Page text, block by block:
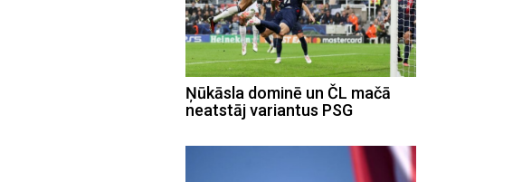
Ņūkāsla dominē un ČL mačā
neatstāj variantus PSG